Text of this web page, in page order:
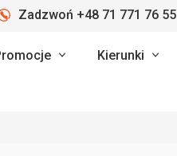
Zadzwoń +48 71 771 76 55
Kierunki